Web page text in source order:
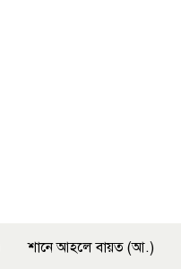
শানে আহলে বায়ত (আ.)